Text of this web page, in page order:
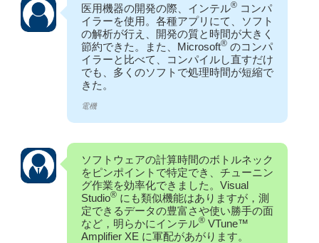
医用機器の開発の際、インテル® コンパ
イラーを使用。各種アプリにて、ソフト
の解析が行え、開発の質と時間が大きく
節約できた。また、Microsoft® のコンパ
イラーと比べて、コンパイルし直すだけ
でも、多くのソフトで処理時間が短縮で
きた。
電機
ソフトウェアの計算時間のボトルネック
をピンポイントで特定でき、チューニン
グ作業を効率化できました。Visual
Studio® にも類似機能はありますが，測
定できるデータの豊富さや使い勝手の面
など，明らかにインテル® VTune™
Amplifier XE に軍配があがります。